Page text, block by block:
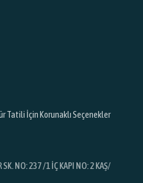
Tatili İçin Korunaklı Seçenekler
SK. NO: 237 /1 İÇ KAPI NO: 2 KAŞ/